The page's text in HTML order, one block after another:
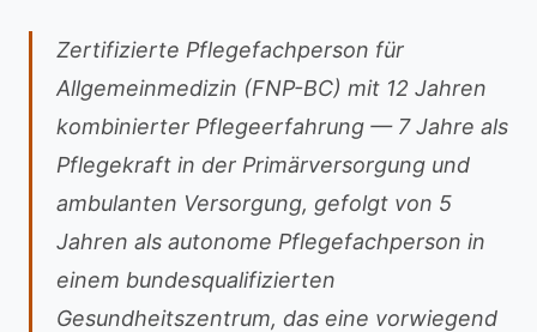
Zertifizierte Pflegefachperson für
Allgemeinmedizin (FNP-BC) mit 12 Jahren
kombinierter Pflegeerfahrung — 7 Jahre als
Pflegekraft in der Primärversorgung und
ambulanten Versorgung, gefolgt von 5
Jahren als autonome Pflegefachperson in
einem bundesqualifizierten
Gesundheitszentrum, das eine vorwiegend